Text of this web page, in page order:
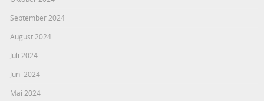
September 2024
August 2024
Juli 2024
Juni 2024
Mai 2024